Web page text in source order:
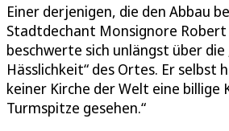
Einer derjenigen, die den Abbau
Stadtdechant Monsignore Robert
beschwerte sich unlängst über
Hässlichkeit“ des Ortes. Er selbst
keiner Kirche der Welt eine billige
Turmspitze gesehen.“